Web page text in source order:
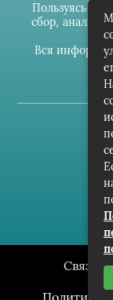
Пользуясь
сбор, анализ
Вся